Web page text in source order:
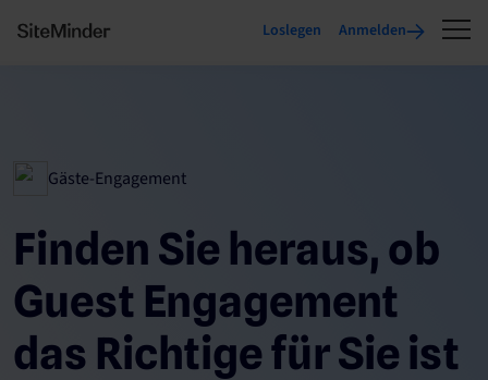
Loslegen Anmelden
Gäste-Engagement
Finden Sie heraus, ob
Guest Engagement
das Richtige für Sie ist